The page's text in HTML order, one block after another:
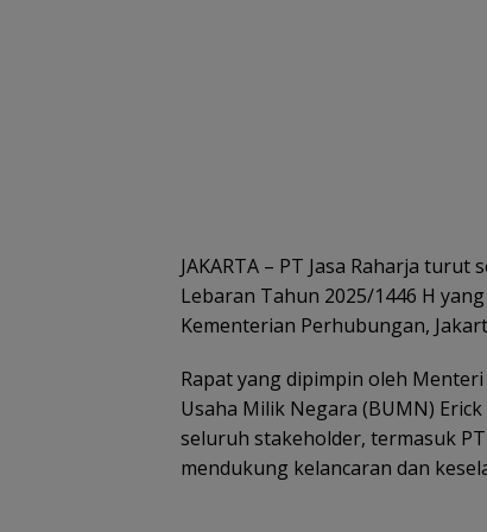
JAKARTA – PT Jasa Raharja
Lebaran Tahun 2025/1446 H
Kementerian Perhubungan,
Rapat yang dipimpin oleh
Usaha Milik Negara (BUMN)
seluruh stakeholder, termasuk
mendukung kelancaran dan